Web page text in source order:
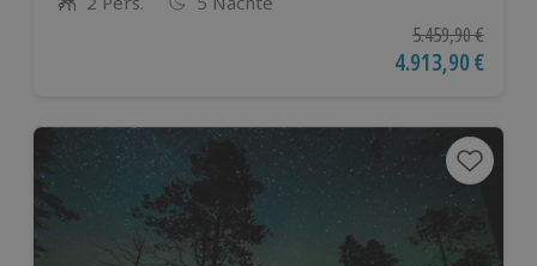
Anzahl der Teilnehmer
Ursprünglicher
5.459,90 €
Aktueller Preis
4.913,90 €